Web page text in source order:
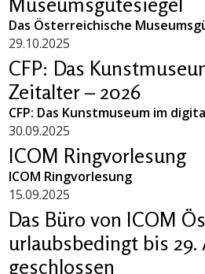
Das Österreichische
29.10.2025
CFP: Das
Zeitalter – 2026
CFP: Das Kunstmuseum im
30.09.2025
ICOM Ringvorlesung
ICOM Ringvorlesung
15.09.2025
Das Büro von ICOM
urlaubsbedingt bis 29.
geschlossen